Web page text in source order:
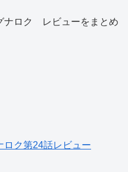
ナロク レビューをまとめ
ロク第24話レビュー